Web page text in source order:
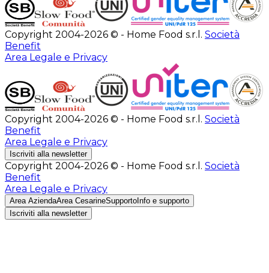
Copyright 2004-2026 © - Home Food s.r.l. Società
Benefit
Area Legale e Privacy
Copyright 2004-2026 © - Home Food s.r.l. Società
Benefit
Area Legale e Privacy
Iscriviti alla newsletter
Copyright 2004-2026 © - Home Food s.r.l. Società
Benefit
Area Legale e Privacy
Area AziendaArea CesarineSupporto Info e supporto
Iscriviti alla newsletter